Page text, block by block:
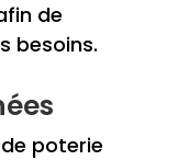
de
besoins.
poterie